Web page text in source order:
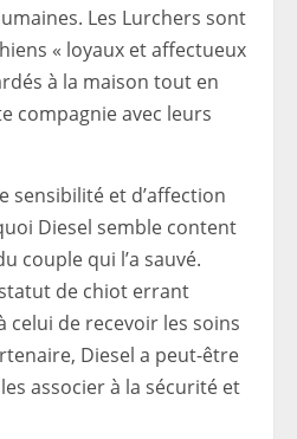
Les Lurchers sont
« loyaux et affectueux
à la maison tout en
compagnie avec leurs
sensibilité et d’affection
Diesel semble content
couple qui l’a sauvé.
de chiot errant
celui de recevoir les soins
Diesel a peut-être
associer à la sécurité et